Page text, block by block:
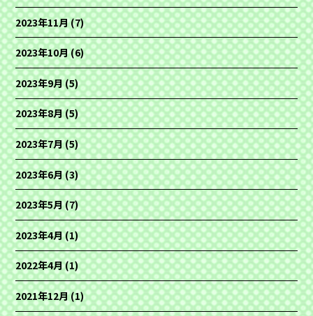
2023年11月(7)
2023年10月(6)
2023年9月(5)
2023年8月(5)
2023年7月(5)
2023年6月(3)
2023年5月(7)
2023年4月(1)
2022年4月(1)
2021年12月(1)